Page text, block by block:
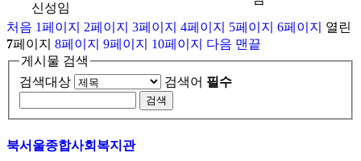
신성임
처음 1페이지 2페이지 3페이지 4페이지 5페이지 6페이지
열린
7페이지 8페이지 9페이지 10페이지 다음 맨끝
게시물 검색
검색대상
검색어 필수
북서울종합사회복지관